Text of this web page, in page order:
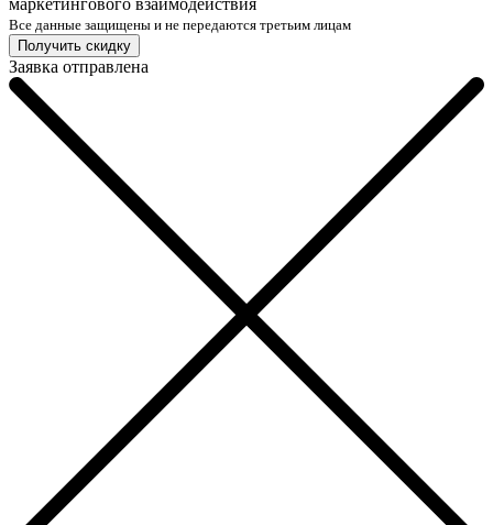
маркетингового взаимодействия
Все данные защищены и не передаются третьим лицам
Заявка отправлена